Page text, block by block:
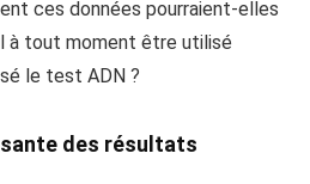
ces données pourraient-elles
à tout moment être utilisé
le test ADN ?
des résultats